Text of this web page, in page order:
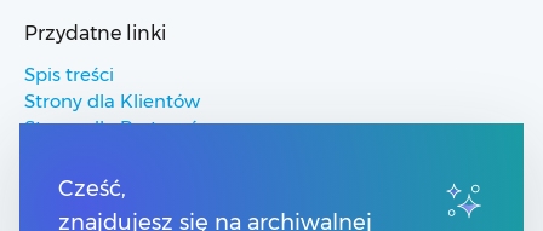
Przydatne linki
Spis treści
Strony dla Klientów
Strony dla Partnerów
Pomoc Comarch Betterfly
Pomoc Comarch e-Sklep
Cześć,
znajdujesz się na archiwalnej